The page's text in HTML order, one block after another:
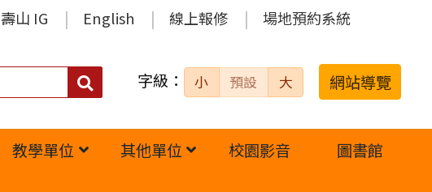
壽山 IG English 線上報修 場地預約系統
搜
字級： 小 預設 大 網站導覽
教學單位 其他單位 校園影音
圖書館